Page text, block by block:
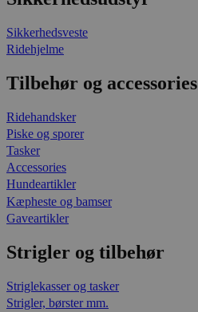
Sikkerhedsveste
Ridehjelme
Tilbehør og accessories
Ridehandsker
Piske og sporer
Tasker
Accessories
Hundeartikler
Kæpheste og bamser
Gaveartikler
Strigler og tilbehør
Striglekasser og tasker
Strigler, børster mm.